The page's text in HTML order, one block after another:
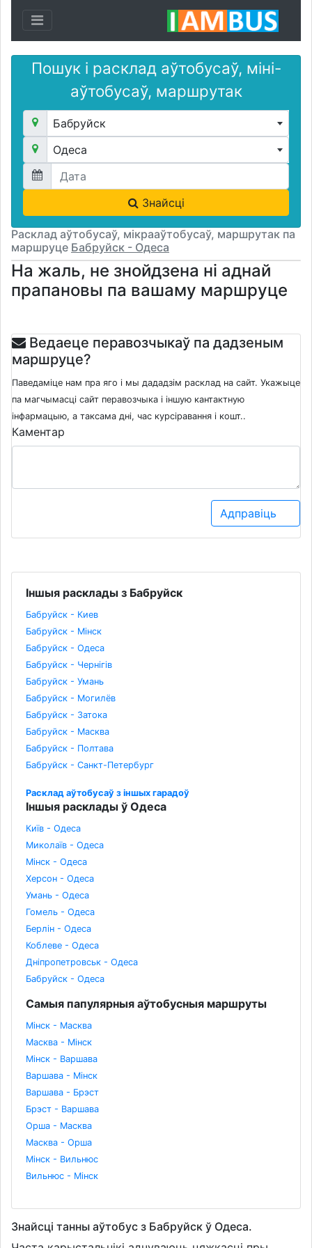
Toggle navigation
Пошук і расклад аўтобусаў, міні-
аўтобусаў, маршрутак
Бабруйск
Одеса
Знайсці
Расклад аўтобусаў, мікрааўтобусаў, маршрутак па
маршруце Бабруйск - Одеса
На жаль, не знойдзена ні аднай
прапановы па вашаму маршруце
Ведаеце перавозчыкаў па дадзеным
маршруце?
Паведаміце нам пра яго і мы дададзім расклад на сайт. Укажыце
па магчымасці сайт перавозчыка і іншую кантактную
інфармацыю, а таксама дні, час курсіравання і кошт..
Каментар
Адправіць
Іншыя расклады з Бабруйск
Бабруйск - Киев
Бабруйск - Мінск
Бабруйск - Одеса
Бабруйск - Чернігів
Бабруйск - Умань
Бабруйск - Могилёв
Бабруйск - Затока
Бабруйск - Масква
Бабруйск - Полтава
Бабруйск - Санкт-Петербург
Расклад аўтобусаў з іншых гарадоў
Іншыя расклады ў Одеса
Київ - Одеса
Миколаїв - Одеса
Мінск - Одеса
Херсон - Одеса
Умань - Одеса
Гомель - Одеса
Берлін - Одеса
Коблеве - Одеса
Дніпропетровськ - Одеса
Бабруйск - Одеса
Самыя папулярныя аўтобусныя маршруты
Мінск - Масква
Масква - Мінск
Мінск - Варшава
Варшава - Мінск
Варшава - Брэст
Брэст - Варшава
Орша - Масква
Масква - Орша
Мінск - Вильнюс
Вильнюс - Мінск
Знайсці танны аўтобус з Бабруйск ў Одеса.